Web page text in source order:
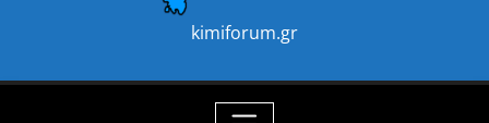
kimiforum.gr